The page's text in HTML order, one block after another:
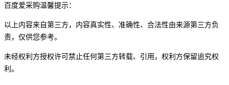
百度爱采购温馨提示：
以上内容来自第三方，内容真实性、准确性、合法性由来源第三方负
责，仅供您参考。
未经权利方授权许可禁止任何第三方转载、引用，权利方保留追究权
利。